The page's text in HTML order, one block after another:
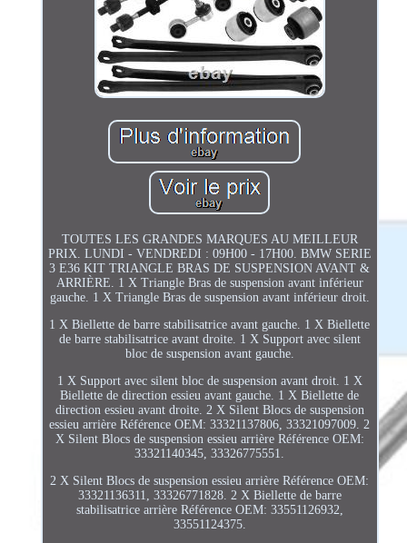
TOUTES LES GRANDES MARQUES AU MEILLEUR
PRIX. LUNDI - VENDREDI : 09H00 - 17H00. BMW SERIE
3 E36 KIT TRIANGLE BRAS DE SUSPENSION AVANT &
ARRIÈRE. 1 X Triangle Bras de suspension avant inférieur
gauche. 1 X Triangle Bras de suspension avant inférieur droit.
1 X Biellette de barre stabilisatrice avant gauche. 1 X Biellette
de barre stabilisatrice avant droite. 1 X Support avec silent
bloc de suspension avant gauche.
1 X Support avec silent bloc de suspension avant droit. 1 X
Biellette de direction essieu avant gauche. 1 X Biellette de
direction essieu avant droite. 2 X Silent Blocs de suspension
essieu arrière Référence OEM: 33321137806, 33321097009. 2
X Silent Blocs de suspension essieu arrière Référence OEM:
33321140345, 33326775551.
2 X Silent Blocs de suspension essieu arrière Référence OEM:
33321136311, 33326771828. 2 X Biellette de barre
stabilisatrice arrière Référence OEM: 33551126932,
33551124375.